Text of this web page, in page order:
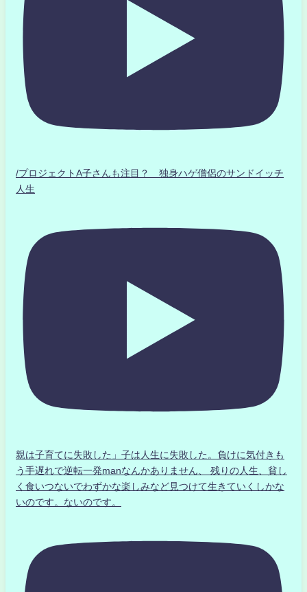
/プロジェクトA子さんも注目？ 独身ハゲ僧侶のサンドイッチ
人生
親は子育てに失敗した」子は人生に失敗した。負けに気付きも
う手遅れで逆転一発manなんかありません、 残りの人生、貧し
く食いつないでわずかな楽しみなど見つけて生きていくしかな
いのです。ないのです。